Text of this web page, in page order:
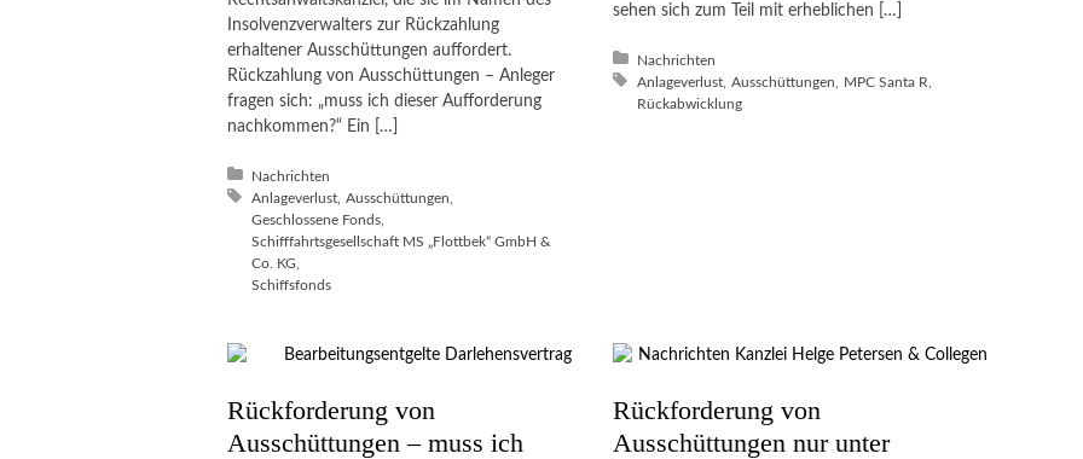
Insolvenzverwalters zur Rückzahlung
erhaltener Ausschüttungen auffordert.
Rückzahlung von Ausschüttungen – Anleger
fragen sich: „muss ich dieser Aufforderung
nachkommen?“ Ein […]
Posted in:
Nachrichten
Tagged with:
Anlageverlust Ausschüttungen
Geschlossene Fonds
Schifffahrtsgesellschaft MS „Flottbek“ GmbH &
Co. KG
Schiffsfonds
sehen sich zum Teil mit erheblichen […]
Posted in:
Nachrichten
Tagged with:
Anlageverlust Ausschüttungen
MPC Santa R
Rückabwicklung
Rückforderung von
Ausschüttungen – muss ich
Rückforderung von
Ausschüttungen nur unter